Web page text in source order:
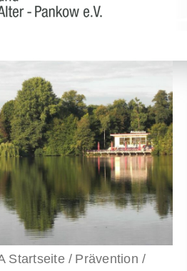
Startseite
Prävention